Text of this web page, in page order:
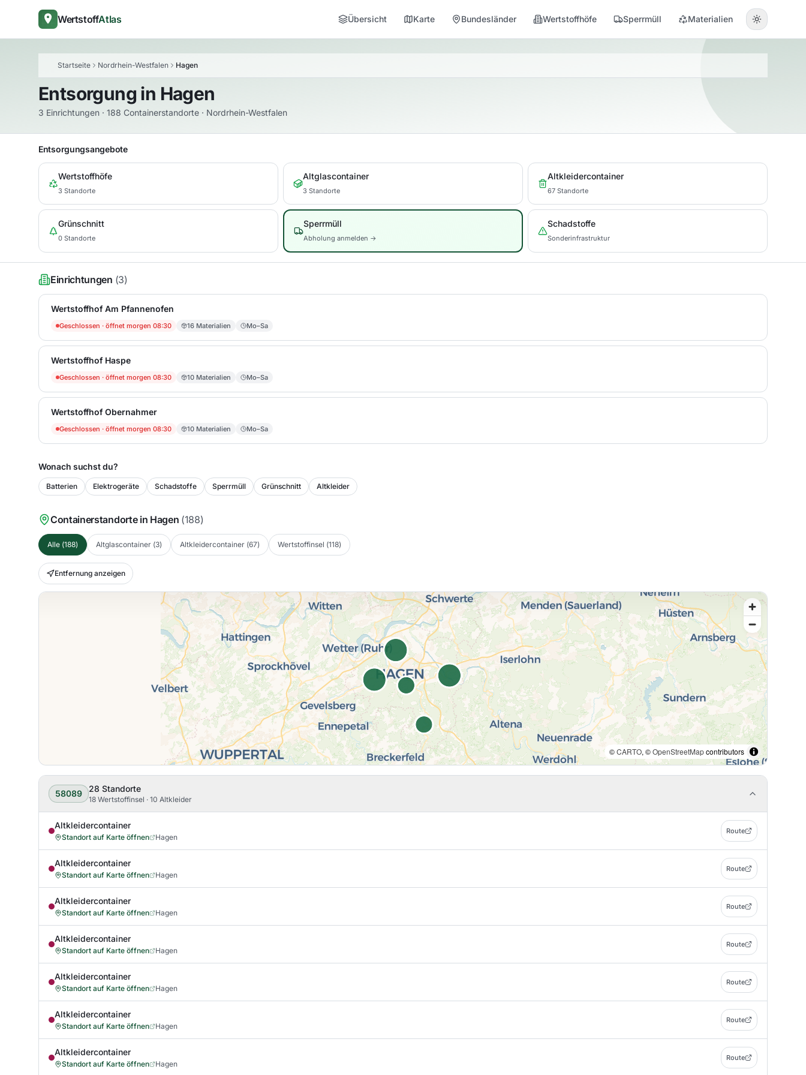
WertstoffAtlas Übersicht Karte Bundesländer Wertstoffhöfe Sperrmüll Materialien
Startseite Nordrhein-Westfalen Hagen
Entsorgung in Hagen
3 Einrichtungen · 188 Containerstandorte · Nordrhein-Westfalen
Entsorgungsangebote
Wertstoffhöfe
3 Standorte
Altglascontainer
3 Standorte
Altkleidercontainer
67 Standorte
Grünschnitt
0 Standorte
Sperrmüll
Abholung anmelden →
Schadstoffe
Sonderinfrastruktur
Einrichtungen (3)
Wertstoffhof Am Pfannenofen
Geschlossen · öffnet morgen 08:30 16 Materialien Mo–Sa
Wertstoffhof Haspe
Geschlossen · öffnet morgen 08:30 10 Materialien Mo–Sa
Wertstoffhof Obernahmer
Geschlossen · öffnet morgen 08:30 10 Materialien Mo–Sa
Wonach suchst du?
Batterien Elektrogeräte Schadstoffe Sperrmüll Grünschnitt Altkleider
Containerstandorte in Hagen (188)
Alle (188) Altglascontainer (3) Altkleidercontainer (67) Wertstoffinsel (118)
Entfernung anzeigen
©CARTO, ©OpenStreetMapcontributors
58089 28 Standorte
18 Wertstoffinsel · 10 Altkleider
Altkleidercontainer
Standort auf Karte öffnen Hagen
Route
Altkleidercontainer
Standort auf Karte öffnen Hagen
Route
Altkleidercontainer
Standort auf Karte öffnen Hagen
Route
Altkleidercontainer
Standort auf Karte öffnen Hagen
Route
Altkleidercontainer
Standort auf Karte öffnen Hagen
Route
Altkleidercontainer
Standort auf Karte öffnen Hagen
Route
Altkleidercontainer
Standort auf Karte öffnen Hagen
Route